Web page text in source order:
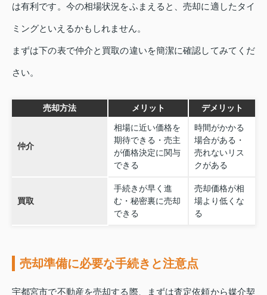
は有利です。今の相場状況をふまえると、売却に適したタイ
ミングといえるかもしれません。
まずは下の表で仲介と買取の違いを簡潔に確認してみてくだ
さい。
売却方法 メリット デメリット
仲介
相場に近い価格を
期待できる・売主
が価格決定に関与
できる
時間がかかる
場合がある・
売れないリス
クがある
買取
手続きが早く進
む・秘密裏に売却
できる
売却価格が相
場より低くな
る
売却準備に必要な手続きと注意点
宇都宮市で不動産を売却する際、まずは査定依頼から媒介契